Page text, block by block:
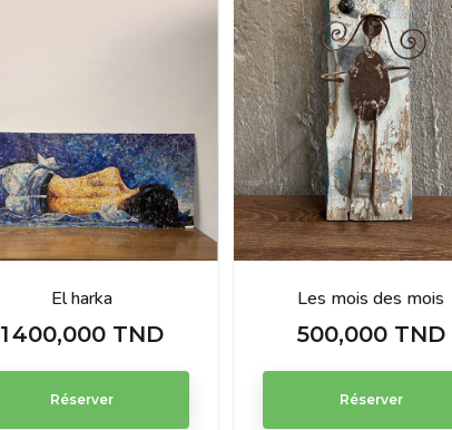
El harka
Prix
1 400,000 TND
Réserver
Les mois des mois
Prix
500,000 TND
Réserver